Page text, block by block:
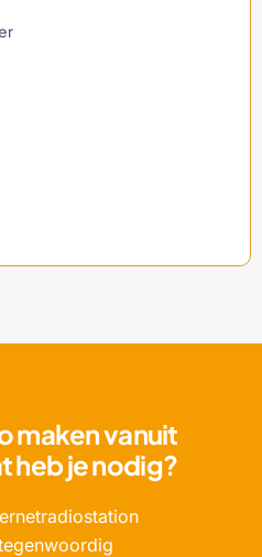
maken vanuit
heb je nodig?